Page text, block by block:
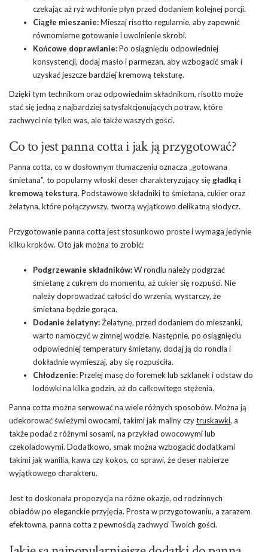
czekając aż ryż wchłonie płyn przed dodaniem kolejnej porcji.
Ciągłe mieszanie:Mieszaj risotto regularnie, aby zapewnić
równomierne gotowanie i uwolnienie skrobi.
Końcowe doprawianie:Po osiągnięciu odpowiedniej
konsystencji, dodaj masło i parmezan, aby wzbogacić smak i
uzyskać jeszcze bardziej kremową teksturę.
Dzięki tym technikom oraz odpowiednim składnikom, risotto może
stać się jedną z najbardziej satysfakcjonujących potraw, które
zachwyci nie tylko was, ale także waszych gości.
Co to jest panna cotta i jak ją przygotować?
Panna cotta, co w dosłownym tłumaczeniu oznacza „gotowana
śmietana”, to popularny włoski deser charakteryzujący się gładką i
kremową teksturą. Podstawowe składniki to śmietana, cukier oraz
żelatyna, które połączywszy, tworzą wyjątkowo delikatną słodycz.
Przygotowanie panna cotta jest stosunkowo proste i wymaga jedynie
kilku kroków. Oto jak można to zrobić:
Podgrzewanie składników:W rondlu należy podgrzać
śmietanę z cukrem do momentu, aż cukier się rozpuści. Nie
należy doprowadzać całości do wrzenia, wystarczy, że
śmietana będzie gorąca.
Dodanie żelatyny:Żelatynę, przed dodaniem do mieszanki,
warto namoczyć w zimnej wodzie. Następnie, po osiągnięciu
odpowiedniej temperatury śmietany, dodaj ją do rondla i
dokładnie wymieszaj, aby się rozpuściła.
Chłodzenie:Przelej masę do foremek lub szklanek i odstaw do
lodówki na kilka godzin, aż do całkowitego stężenia.
Panna cotta można serwować na wiele różnych sposobów. Można ją
udekorować świeżymi owocami, takimi jak maliny czytruskawki, a
także podać z różnymi sosami, na przykład owocowymi lub
czekoladowymi. Dodatkowo, smak można wzbogacić dodatkami
takimi jak wanilia, kawa czy kokos, co sprawi, że deser nabierze
wyjątkowego charakteru.
Jest to doskonała propozycja na różne okazje, od rodzinnych
obiadów po eleganckie przyjęcia. Prosta w przygotowaniu, a zarazem
efektowna, panna cotta z pewnością zachwyci Twoich gości.